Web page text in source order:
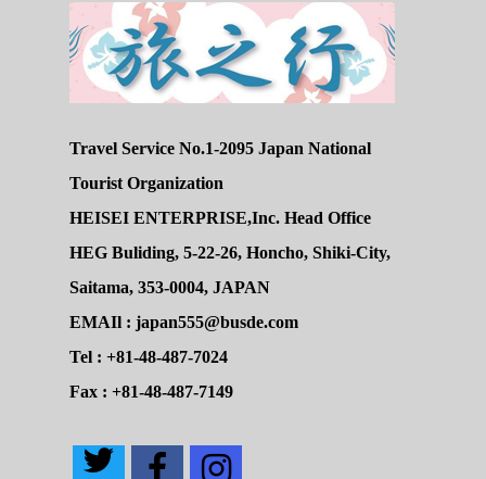
Travel Service No.1-2095 Japan National
Tourist Organization
HEISEI ENTERPRISE,Inc. Head Office
HEG Buliding, 5-22-26, Honcho, Shiki-City,
Saitama, 353-0004, JAPAN
EMAIl : japan555@busde.com
Tel : +81-48-487-7024
Fax : +81-48-487-7149